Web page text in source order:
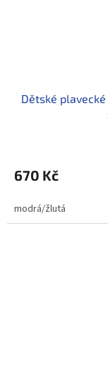
Dětské plavecké
670 Kč
modrá/žlutá